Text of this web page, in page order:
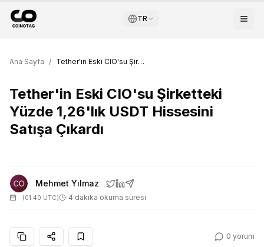
TR
Ana Sayfa / Tether'in Eski CIO'su Şirketteki Yüzde 1,26'lık USDT Hissesini Satışa Çıkardı
Tether'in Eski CIO'su Şirketteki
Yüzde 1,26'lık USDT Hissesini
Satışa Çıkardı
Mehmet Yılmaz
(01:40 UTC) 4 dakika okuma süresi
0 yorum